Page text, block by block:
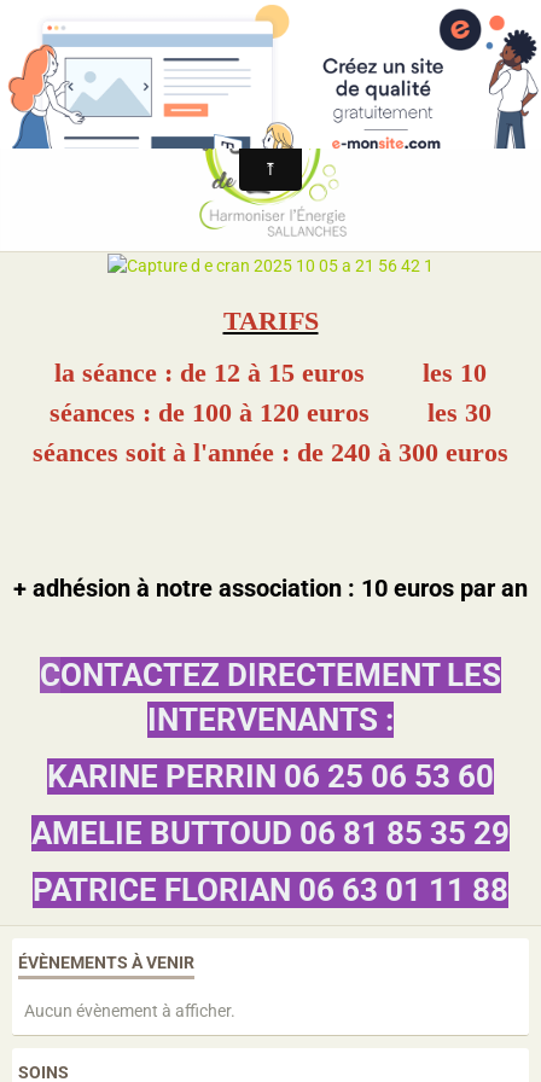
La Bulle de Qi
TARIFS
la séance : de 12 à 15 euros les 10
séances : de 100 à 120 euros les 30
séances soit à l'année : de 240 à 300 euros
+ adhésion à notre association : 10 euros par an
CONTACTEZ DIRECTEMENT LES
INTERVENANTS :
KARINE PERRIN 06 25 06 53 60
AMELIE BUTTOUD 06 81 85 35 29
PATRICE FLORIAN 06 63 01 11 88
ÉVÈNEMENTS À VENIR
Aucun évènement à afficher.
SOINS